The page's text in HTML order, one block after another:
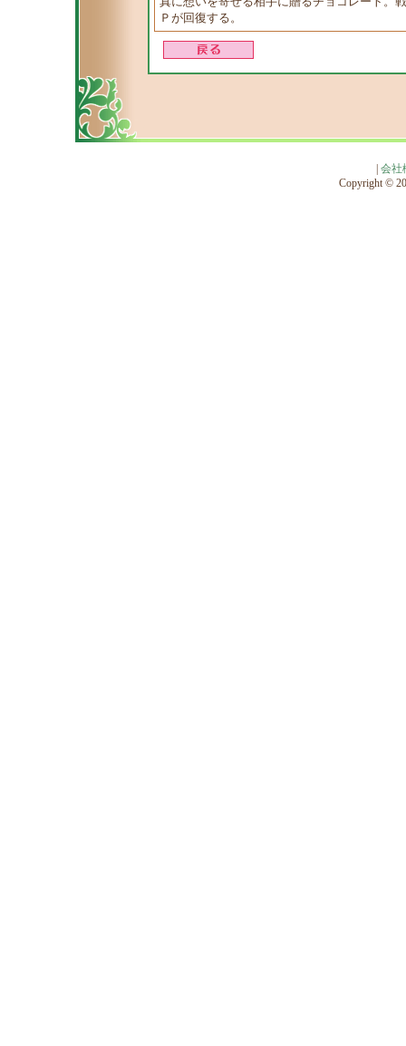
Ｐが回復する。
会社
Copyright ©